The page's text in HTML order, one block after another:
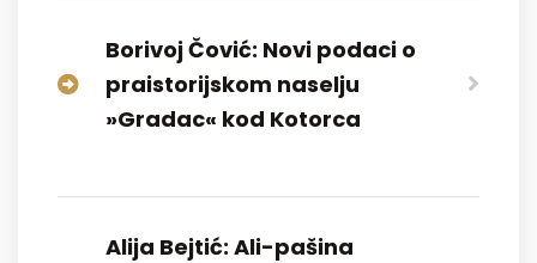
Borivoj Čović: Novi podaci o
praistorijskom naselju
»Gradac« kod Kotorca
Alija Bejtić: Ali-pašina